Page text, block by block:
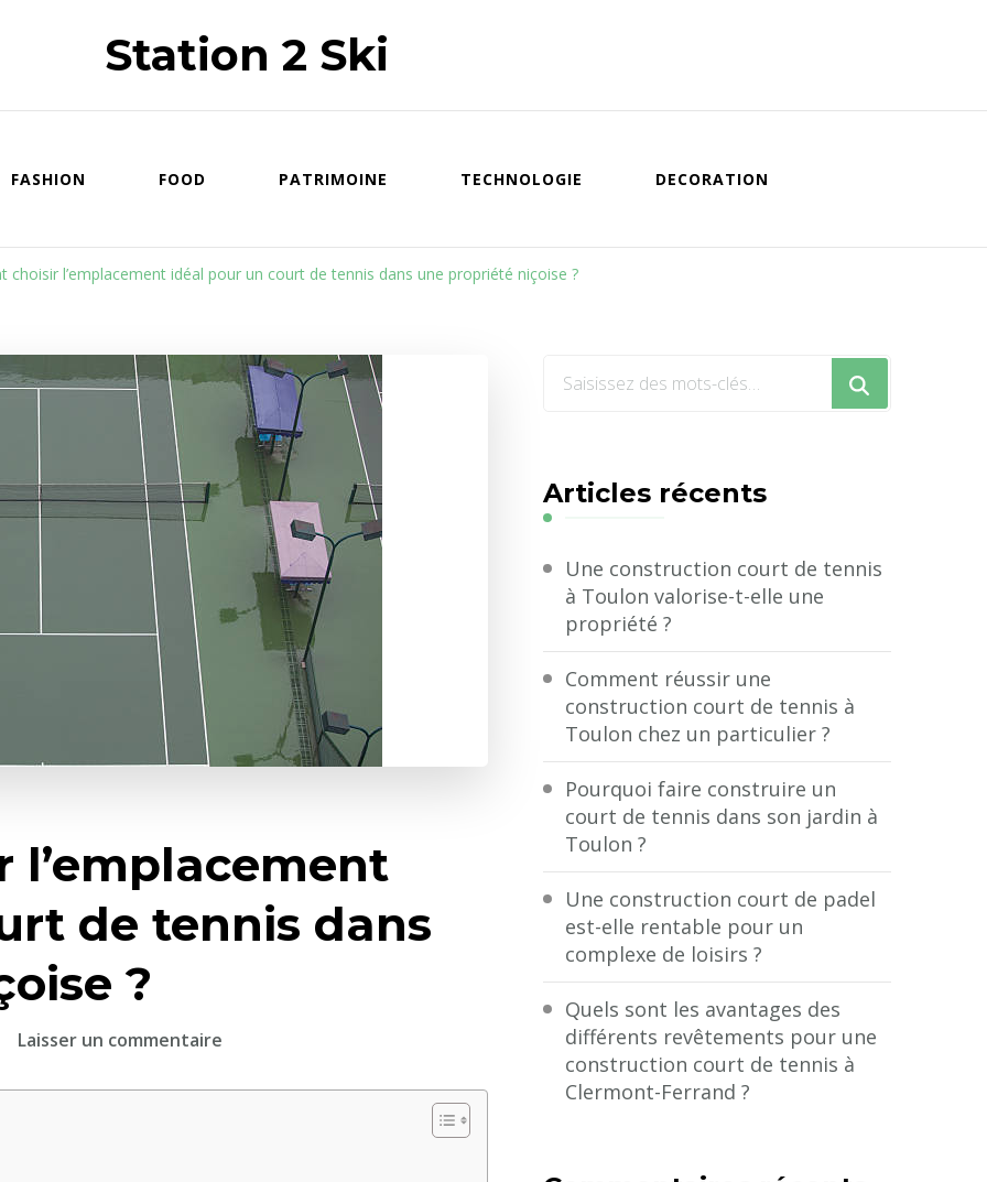
Station 2 Ski
FASHION FOOD PATRIMOINE TECHNOLOGIE DECORATION
choisir l’emplacement idéal pour un court de tennis dans une propriété niçoise ?
l’emplacement
de tennis dans
?
Laisser un commentaire
choisir
Vous
?
Articles récents
Une construction court de tennis
à Toulon valorise-t-elle une
propriété ?
Comment réussir une
construction court de tennis à
Toulon chez un particulier ?
Pourquoi faire construire un
court de tennis dans son jardin à
Toulon ?
Une construction court de padel
est-elle rentable pour un
complexe de loisirs ?
Quels sont les avantages des
différents revêtements pour une
construction court de tennis à
Clermont-Ferrand ?